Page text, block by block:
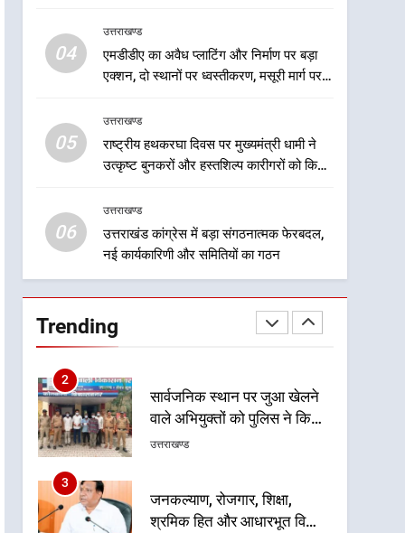
04
उत्तराखण्ड
एमडीडीए का अवैध प्लाटिंग और निर्माण पर बड़ा
एक्शन, दो स्थानों पर ध्वस्तीकरण, मसूरी मार्ग पर
05
उत्तराखण्ड
राष्ट्रीय हथकरघा दिवस पर मुख्यमंत्री धामी ने
उत्कृष्ट बुनकरों और हस्तशिल्प कारीगरों को किया
06
उत्तराखण्ड
उत्तराखंड कांग्रेस में बड़ा संगठनात्मक फेरबदल,
नई कार्यकारिणी और समितियों का गठन
Trending
गठन
7
मुख्यमंत्री धामी बोले- युवाओं को
हजारों पदों पर की जाएगी भर्ती
बाईपास परियोजना का डीएम ने
किया निरीक्षण; समयबद्ध एवं
गुणवत्तापूर्ण निर्माण सुनिश्चित करने
के निर्देश, सुरक्षा मानकों से कोई
उत्तराखण्ड
1
खेल महाकुंभ 2026ः 01 सितंबर
से सजेगा मुख्यमंत्री चौम्पियनशिप
ट्रॉफी का मंच, न्याय पंचायत से
2
सार्वजनिक स्थान पर जुआ खेलने
वाले अभियुक्तों को पुलिस ने किया
गिरफ्तार
उत्तराखण्ड
3
जनकल्याण, रोजगार, शिक्षा,
श्रमिक हित और आधारभूत विकास